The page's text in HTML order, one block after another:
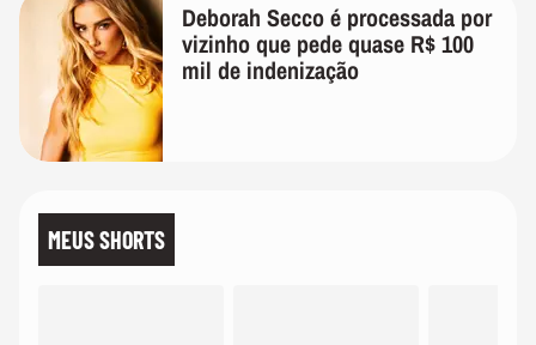
Deborah Secco é processada por
vizinho que pede quase R$ 100
mil de indenização
MEUS SHORTS